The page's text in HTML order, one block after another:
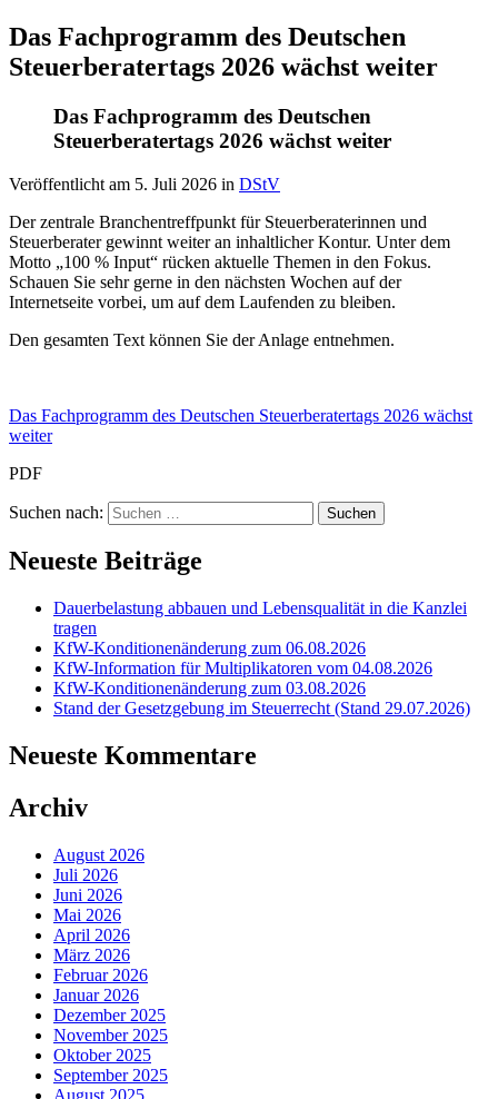
Das Fachprogramm des Deutschen
Steuerberatertags 2026 wächst weiter
Das Fachprogramm des Deutschen
Steuerberatertags 2026 wächst weiter
Veröffentlicht am 5. Juli 2026 in DStV
Der zentrale Branchentreffpunkt für Steuerberaterinnen und
Steuerberater gewinnt weiter an inhaltlicher Kontur. Unter dem
Motto „100 % Input“ rücken aktuelle Themen in den Fokus.
Schauen Sie sehr gerne in den nächsten Wochen auf der
Internetseite vorbei, um auf dem Laufenden zu bleiben.
Den gesamten Text können Sie der Anlage entnehmen.
Das Fachprogramm des Deutschen Steuerberatertags 2026 wächst
weiter
PDF
Suchen nach:
Neueste Beiträge
Dauerbelastung abbauen und Lebensqualität in die Kanzlei
tragen
KfW-Konditionenänderung zum 06.08.2026
KfW-Information für Multiplikatoren vom 04.08.2026
KfW-Konditionenänderung zum 03.08.2026
Stand der Gesetzgebung im Steuerrecht (Stand 29.07.2026)
Neueste Kommentare
Archiv
August 2026
Juli 2026
Juni 2026
Mai 2026
April 2026
März 2026
Februar 2026
Januar 2026
Dezember 2025
November 2025
Oktober 2025
September 2025
August 2025